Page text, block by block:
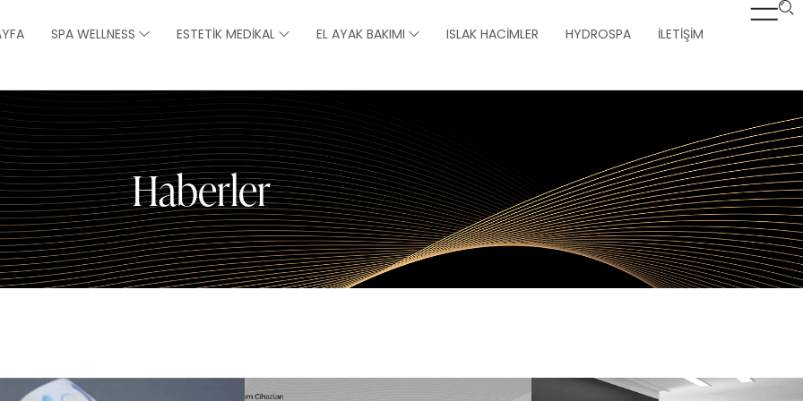
SPA WELLNESS ESTETIK MEDIKAL EL AYAK BAKIMI ISLAK HACIMLER HYDROSPA İLETIŞIM
Haberler